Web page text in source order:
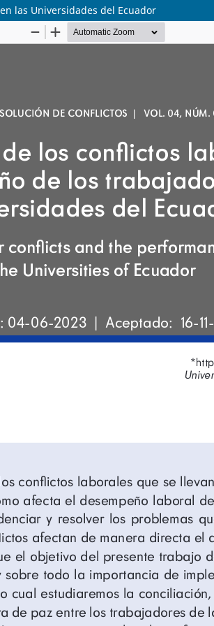
las Universidades del Ecuador